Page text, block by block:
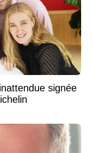
signée